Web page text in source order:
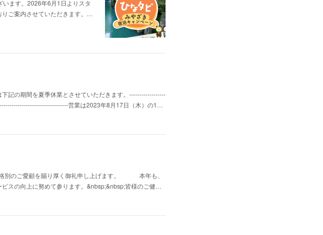
ます。2026年6月1日よりスタ
りご案内させていただきます。…
記の期間を夏季休業とさせていただきます。------------------
営業は2023年8月17日（木）の1…
別のご愛顧を賜り厚く御礼申し上げます。 本年も、
スの向上に努めて参ります。&nbsp;&nbsp;皆様のご健…